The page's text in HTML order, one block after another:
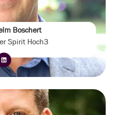
Boschert
Spirit Hoch3